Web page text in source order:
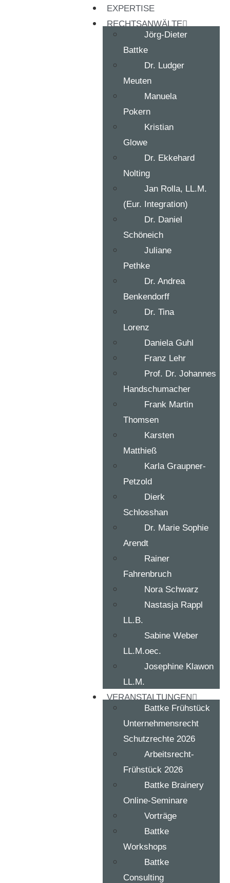
EXPERTISE
RECHTSANWÄLTE
Jörg-Dieter
Battke
Dr. Ludger
Meuten
Manuela
Pokern
Kristian
Glowe
Dr. Ekkehard
Nolting
Jan Rolla, LL.M.
(Eur. Integration)
Dr. Daniel
Schöneich
Juliane
Pethke
Dr. Andrea
Benkendorff
Dr. Tina
Lorenz
Daniela Guhl
Franz Lehr
Prof. Dr. Johannes
Handschumacher
Frank Martin
Thomsen
Karsten
Matthieß
Karla Graupner-
Petzold
Dierk
Schlosshan
Dr. Marie Sophie
Arendt
Rainer
Fahrenbruch
Nora Schwarz
Nastasja Rappl
LL.B.
Sabine Weber
LL.M.oec.
Josephine Klawon
LL.M.
VERANSTALTUNGEN
Battke Frühstück
Unternehmensrecht
Schutzrechte 2026
Arbeitsrecht-
Frühstück 2026
Battke Brainery
Online-Seminare
Vorträge
Battke
Workshops
Battke
Consulting